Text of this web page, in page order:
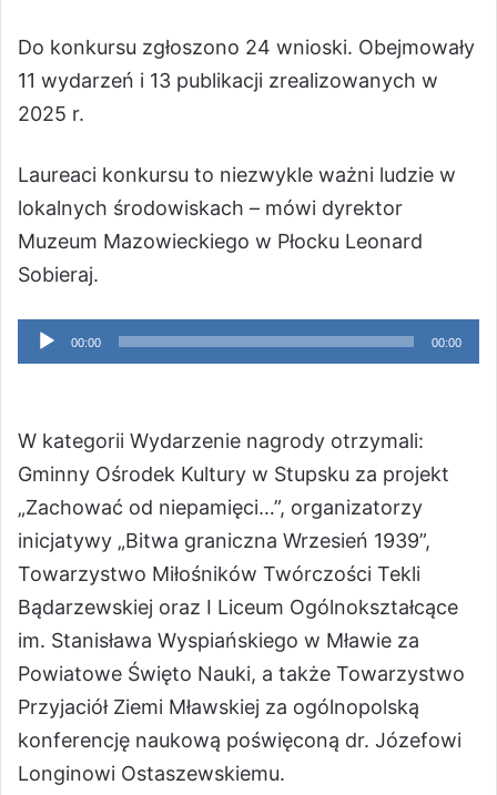
Do konkursu zgłoszono 24 wnioski. Obejmowały
11 wydarzeń i 13 publikacji zrealizowanych w
2025 r.
Laureaci konkursu to niezwykle ważni ludzie w
lokalnych środowiskach – mówi dyrektor
Muzeum Mazowieckiego w Płocku Leonard
Sobieraj.
Odtwarzacz
plików
00:00 00:00
W kategorii Wydarzenie nagrody otrzymali:
Gminny Ośrodek Kultury w Stupsku za projekt
„Zachować od niepamięci…”, organizatorzy
inicjatywy „Bitwa graniczna Wrzesień 1939”,
Towarzystwo Miłośników Twórczości Tekli
Bądarzewskiej oraz I Liceum Ogólnokształcące
im. Stanisława Wyspiańskiego w Mławie za
Powiatowe Święto Nauki, a także Towarzystwo
Przyjaciół Ziemi Mławskiej za ogólnopolską
konferencję naukową poświęconą dr. Józefowi
Longinowi Ostaszewskiemu.